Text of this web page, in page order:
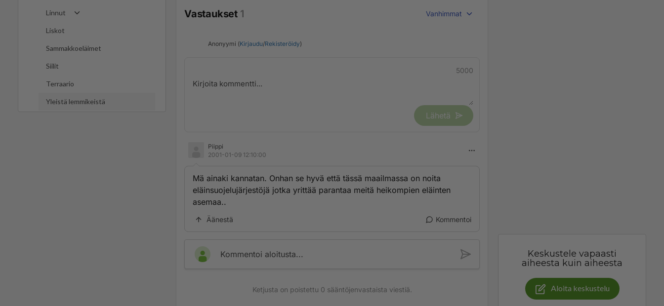
Linnut
Liskot
Sammakkoeläimet
Siilit
Terraario
Yleistä lemmikeistä
Vastaukset 1 Vanhimmat
Anonyymi (Kirjaudu/Rekisteröidy)
5000
Lähetä
Piippi
2001-01-09 12:10:00
Mä ainaki kannatan. Onhan se hyvä että tässä maailmassa on noita
eläinsuojelujärjestöjä jotka yrittää parantaa meitä heikompien eläinten
asemaa..
Äänestä Kommentoi
Kommentoi aloitusta...
Ketjusta on poistettu 0 sääntöjenvastaista viestiä.
Keskustele vapaasti
aiheesta kuin aiheesta
Aloita keskustelu